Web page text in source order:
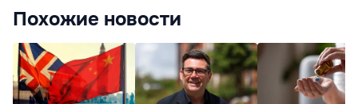
Похожие новости